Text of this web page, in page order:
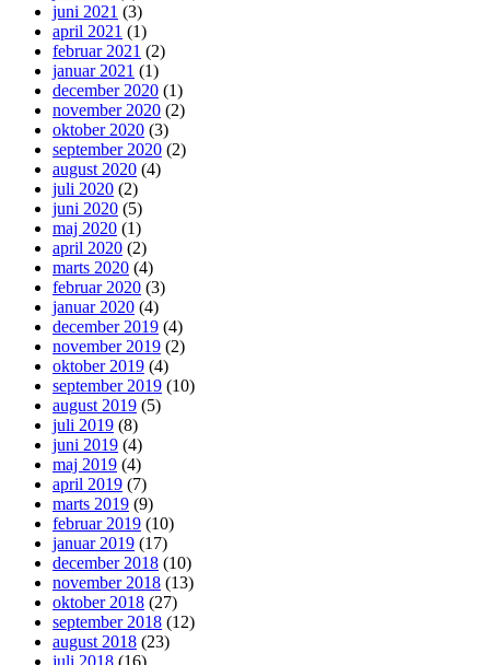
juni 2021 (3)
april 2021 (1)
februar 2021 (2)
januar 2021 (1)
december 2020 (1)
november 2020 (2)
oktober 2020 (3)
september 2020 (2)
august 2020 (4)
juli 2020 (2)
juni 2020 (5)
maj 2020 (1)
april 2020 (2)
marts 2020 (4)
februar 2020 (3)
januar 2020 (4)
december 2019 (4)
november 2019 (2)
oktober 2019 (4)
september 2019 (10)
august 2019 (5)
juli 2019 (8)
juni 2019 (4)
maj 2019 (4)
april 2019 (7)
marts 2019 (9)
februar 2019 (10)
januar 2019 (17)
december 2018 (10)
november 2018 (13)
oktober 2018 (27)
september 2018 (12)
august 2018 (23)
juli 2018 (16)